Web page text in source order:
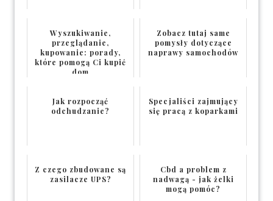
Wyszukiwanie,
przeglądanie,
kupowanie: porady,
które pomogą Ci kupić
dom
Zobacz tutaj same
pomysły dotyczące
naprawy samochodów
Jak rozpocząć
odchudzanie?
Specjaliści zajmujący
się pracą z koparkami
Z czego zbudowane są
zasilacze UPS?
Cbd a problem z
nadwagą - jak żelki
mogą pomóc?